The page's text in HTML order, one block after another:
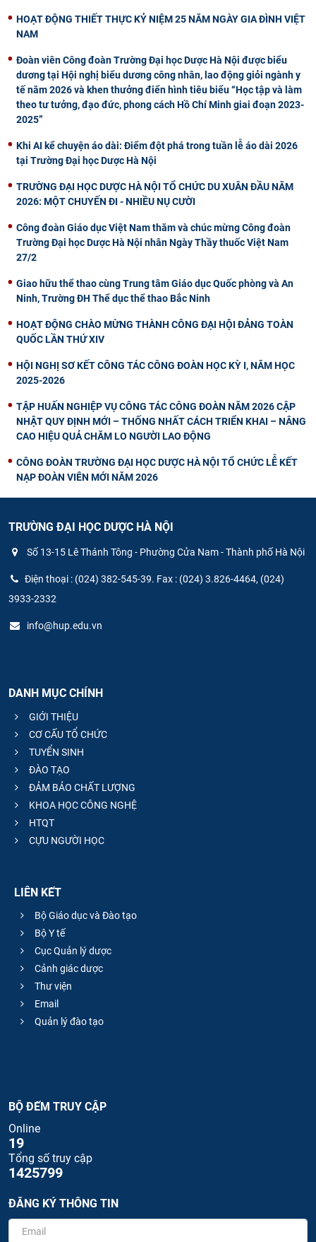
HOẠT ĐỘNG THIẾT THỰC KỶ NIỆM 25 NĂM NGÀY GIA ĐÌNH VIỆT
NAM
Đoàn viên Công đoàn Trường Đại học Dược Hà Nội được biểu
dương tại Hội nghị biểu dương công nhân, lao động giỏi ngành y
tế năm 2026 và khen thưởng điển hình tiêu biểu “Học tập và làm
theo tư tưởng, đạo đức, phong cách Hồ Chí Minh giai đoạn 2023-
2025”
Khi AI kể chuyện áo dài: Điểm đột phá trong tuần lễ áo dài 2026
tại Trường Đại học Dược Hà Nội
TRƯỜNG ĐẠI HỌC DƯỢC HÀ NỘI TỔ CHỨC DU XUÂN ĐẦU NĂM
2026: MỘT CHUYẾN ĐI - NHIỀU NỤ CƯỜI
Công đoàn Giáo dục Việt Nam thăm và chúc mừng Công đoàn
Trường Đại học Dược Hà Nội nhân Ngày Thầy thuốc Việt Nam
27/2
Giao hữu thể thao cùng Trung tâm Giáo dục Quốc phòng và An
Ninh, Trường ĐH Thể dục thể thao Bắc Ninh
HOẠT ĐỘNG CHÀO MỪNG THÀNH CÔNG ĐẠI HỘI ĐẢNG TOÀN
QUỐC LẦN THỨ XIV
HỘI NGHỊ SƠ KẾT CÔNG TÁC CÔNG ĐOÀN HỌC KỲ I, NĂM HỌC
2025-2026
TẬP HUẤN NGHIỆP VỤ CÔNG TÁC CÔNG ĐOÀN NĂM 2026 CẬP
NHẬT QUY ĐỊNH MỚI – THỐNG NHẤT CÁCH TRIỂN KHAI – NÂNG
CAO HIỆU QUẢ CHĂM LO NGƯỜI LAO ĐỘNG
CÔNG ĐOÀN TRƯỜNG ĐẠI HỌC DƯỢC HÀ NỘI TỔ CHỨC LỄ KẾT
NẠP ĐOÀN VIÊN MỚI NĂM 2026
TRƯỜNG ĐẠI HỌC DƯỢC HÀ NỘI
Số 13-15 Lê Thánh Tông - Phường Cửa Nam - Thành phố Hà Nội
Điện thoại : (024) 382-545-39. Fax : (024) 3.826-4464, (024)
3933-2332
info@hup.edu.vn
DANH MỤC CHÍNH
GIỚI THIỆU
CƠ CẤU TỔ CHỨC
TUYỂN SINH
ĐÀO TẠO
ĐẢM BẢO CHẤT LƯỢNG
KHOA HỌC CÔNG NGHỆ
HTQT
CỰU NGƯỜI HỌC
LIÊN KẾT
Bộ Giáo dục và Đào tạo
Bộ Y tế
Cục Quản lý dược
Cảnh giác dược
Thư viện
Email
Quản lý đào tạo
BỘ ĐẾM TRUY CẬP
Online
19
Tổng số truy cập
1425799
ĐĂNG KÝ THÔNG TIN